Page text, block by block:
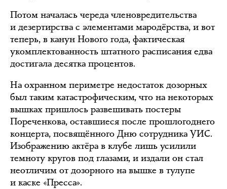
Потом началась череда членовредительства
и дезертирства с элементами мародёрства, и вот
теперь, в канун Нового года, фактическая
укомплектованность штатного расписания едва
достигала десятка процентов.
На охранном периметре недостаток дозорных
был таким катастрофическим, что на некоторых
вышках пришлось развешивать постеры
Пореченкова, оставшиеся после прошлогоднего
концерта, посвящённого Дню сотрудника УИС.
Изображению актёра в клубе лишь усилили
темноту кругов под глазами, и издали он стал
неотличим от дозорного на вышке в тулупе
и каске «Пресса».